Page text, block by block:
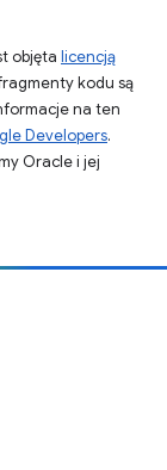
objęta licencją
kodu są
na ten
Developers.
Oracle i jej